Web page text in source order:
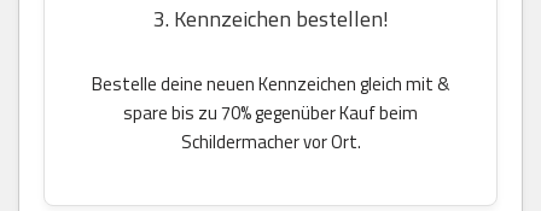
3. Kennzeichen bestellen!
Bestelle deine neuen Kennzeichen gleich mit &
spare bis zu 70% gegenüber Kauf beim
Schildermacher vor Ort.